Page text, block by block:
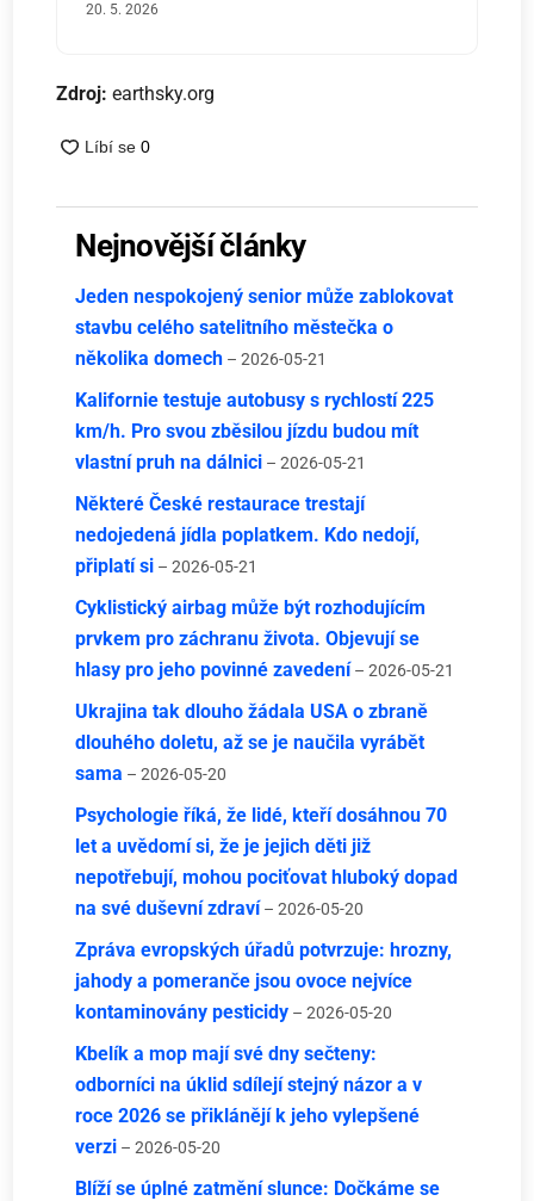
20. 5. 2026
Zdroj:earthsky.org
Nejnovější články
Jeden nespokojený senior může zablokovat
stavbu celého satelitního městečka o
několika domech – 2026-05-21
Kalifornie testuje autobusy s rychlostí 225
km/h. Pro svou zběsilou jízdu budou mít
vlastní pruh na dálnici – 2026-05-21
Některé České restaurace trestají
nedojedená jídla poplatkem. Kdo nedojí,
připlatí si – 2026-05-21
Cyklistický airbag může být rozhodujícím
prvkem pro záchranu života. Objevují se
hlasy pro jeho povinné zavedení – 2026-05-21
Ukrajina tak dlouho žádala USA o zbraně
dlouhého doletu, až se je naučila vyrábět
sama – 2026-05-20
Psychologie říká, že lidé, kteří dosáhnou 70
let a uvědomí si, že je jejich děti již
nepotřebují, mohou pociťovat hluboký dopad
na své duševní zdraví – 2026-05-20
Zpráva evropských úřadů potvrzuje: hrozny,
jahody a pomeranče jsou ovoce nejvíce
kontaminovány pesticidy – 2026-05-20
Kbelík a mop mají své dny sečteny:
odborníci na úklid sdílejí stejný názor a v
roce 2026 se přiklánějí k jeho vylepšené
verzi – 2026-05-20
Blíží se úplné zatmění slunce: Dočkáme se